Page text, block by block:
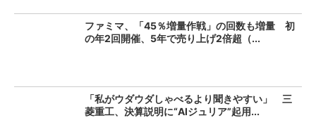
ファミマ、「45％増量作戦」の回数も増量 初
の年2回開催、5年で売り上げ2倍超（...
「私がウダウダしゃべるより聞きやすい」 三
菱重工、決算説明に“AIジュリア”起用...